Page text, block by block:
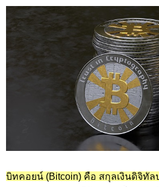
บิทคอยน์ (Bitcoin) คือ สกุลเงินดิจิทัล